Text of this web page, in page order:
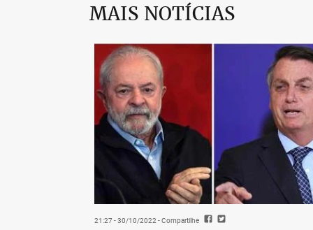
MAIS NOTÍCIAS
21:27 - 30/10/2022- Compartilhe